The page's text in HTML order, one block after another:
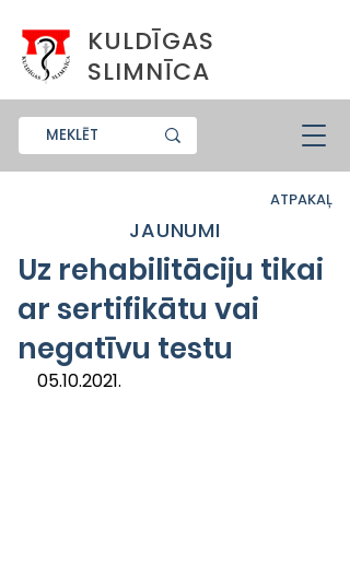
KULDĪGAS
SLIMNĪCA
ATPAKAĻ
JAUNUMI
Uz rehabilitāciju tikai
ar sertifikātu vai
negatīvu testu
05.10.2021.